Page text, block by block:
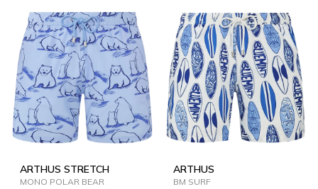
ARTHUS STRETCH
MONO POLAR BEAR
ARTHUS
BM SURF